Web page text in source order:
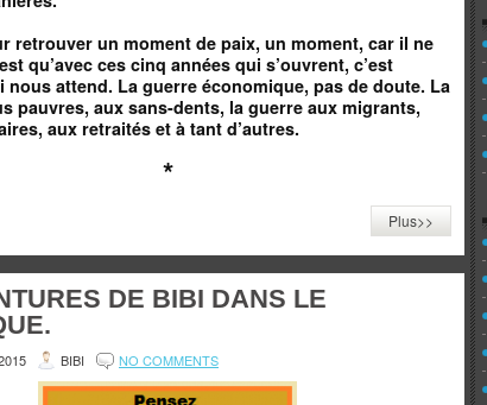
retrouver un moment de paix, un moment, car il ne
qu’avec ces cinq années qui s’ouvrent, c’est
nous attend. La guerre économique, pas de doute. La
pauvres, aux sans-dents, la guerre aux migrants,
aux retraités et à tant d’autres.
*
Plus>>
DE BIBI DANS LE
BIBI NO COMMENTS